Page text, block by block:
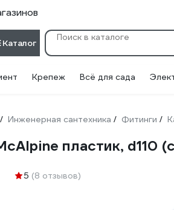
Каталог
Крепеж Всё для сада
/ Инженерная сантехника / Фитинги /
пластик, d110
5 (8 отзывов)